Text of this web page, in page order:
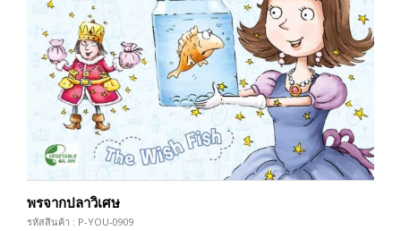
พรจากปลาวิเศษ
รหัสสินค้า : P-YOU-0909